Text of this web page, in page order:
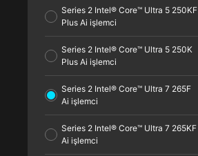
Series 2 Intel® Core™ Ultra 5 250KF
Plus Ai işlemci
Series 2 Intel® Core™ Ultra 5 250K
Plus Ai işlemci
Series 2 Intel® Core™ Ultra 7 265F
Ai işlemci
Series 2 Intel® Core™ Ultra 7 265KF
Ai işlemci